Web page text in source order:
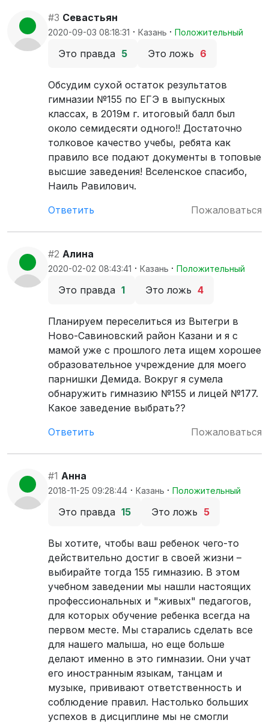
#3 Севастьян
2020-09-03 08:18:31 · Казань · Положительный
Это правда 5 Это ложь 6
Обсудим сухой остаток результатов
гимназии №155 по ЕГЭ в выпускных
классах, в 2019м г. итоговый балл был
около семидесяти одного!! Достаточно
толковое качество учебы, ребята как
правило все подают документы в топовые
высшие заведения! Вселенское спасибо,
Наиль Равилович.
Ответить
Пожаловаться
#2 Алина
2020-02-02 08:43:41 · Казань · Положительный
Это правда 1 Это ложь 4
Планируем переселиться из Вытегри в
Ново-Савиновский район Казани и я с
мамой уже с прошлого лета ищем хорошее
образовательное учреждение для моего
парнишки Демида. Вокруг я сумела
обнаружить гимназию №155 и лицей №177.
Какое заведение выбрать??
Ответить
Пожаловаться
#1 Анна
2018-11-25 09:28:44 · Казань · Положительный
Это правда 15 Это ложь 5
Вы хотите, чтобы ваш ребенок чего-то
действительно достиг в своей жизни –
выбирайте тогда 155 гимназию. В этом
учебном заведении мы нашли настоящих
профессиональных и "живых" педагогов,
для которых обучение ребенка всегда на
первом месте. Мы старались сделать все
для нашего малыша, но еще больше
делают именно в это гимназии. Они учат
его иностранным языкам, танцам и
музыке, прививают ответственность и
соблюдение правил. Настолько больших
успехов в дисциплине мы не смогли